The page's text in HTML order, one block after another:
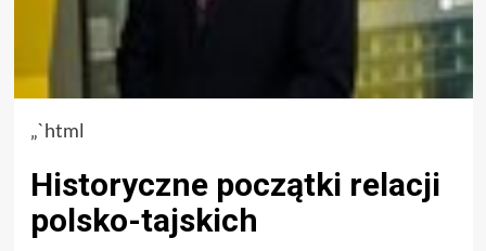
„`html
Historyczne początki relacji
polsko-tajskich